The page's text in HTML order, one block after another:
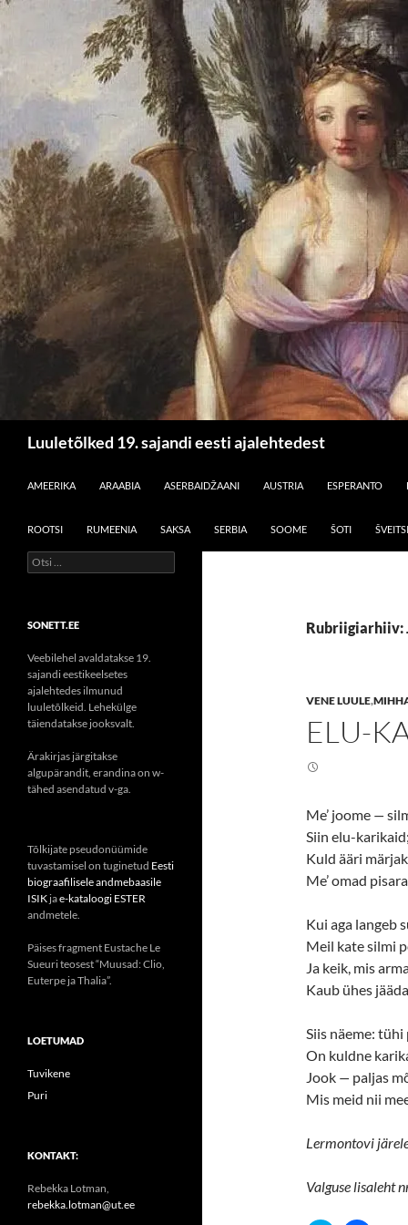
Luuletõlked 19. sajandi eesti ajalehtedest
AMEERIKA
ARAABIA ASERBAIDŽAANI AUSTRIA ESPERANTO
ROOTSI RUMEENIA SAKSA SERBIA SOOME ŠOTI ŠVEITSI
Rubriigiarhiiv:
VENE LUULE,
ELU-
Me’ joome —
Siin elu-karikaid;
Kuld ääri
Me’ omad
Kui aga langeb
Meil kate silmi
Ja keik, mis
Kaub ühes
Siis näeme:
On kuldne
Jook — paljas
Mis meid nii
Lermontovi
Valguse lisaleht
Otsi:
SONETT.EE
Veebilehel avaldatakse 19.
sajandi eestikeelsetes
ajalehtedes ilmunud
luuletõlkeid. Lehekülge
täiendatakse jooksvalt.
Ärakirjas järgitakse
algupärandit, erandina on w-
tähed asendatud v-ga.
Tõlkijate pseudonüümide
tuvastamisel on tuginetud Eesti
biograafilisele andmebaasile
ISIK jae-kataloogi ESTER
andmetele.
Päises fragment Eustache Le
Sueuri teosest “Muusad: Clio,
Euterpe ja Thalia”.
LOETUMAD
Tuvikene
Puri
KONTAKT:
Rebekka Lotman,
rebekka.lotman@ut.ee